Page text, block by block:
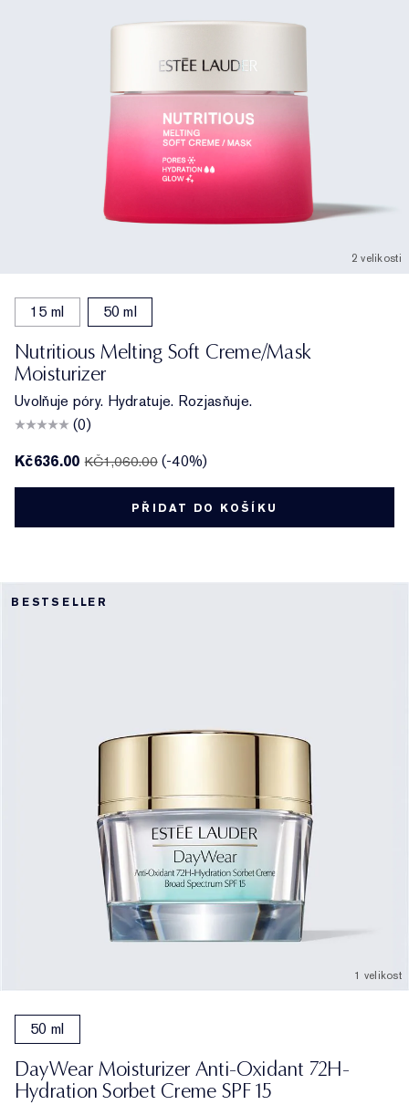
2 velikosti
15 ml 50 ml
Nutritious Melting Soft Creme/Mask
Moisturizer
Uvolňuje póry. Hydratuje. Rozjasňuje.
(0)
Kč636.00KČ1,060.00 (-40%)
PŘIDAT DO KOŠÍKU
BESTSELLER
1 velikost
50 ml
DayWear Moisturizer Anti-Oxidant 72H-
Hydration Sorbet Creme SPF 15